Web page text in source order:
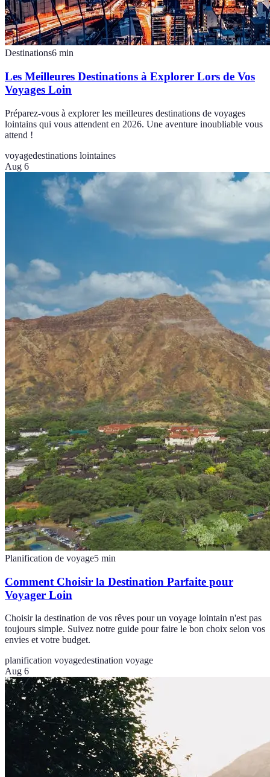
Destinations6 min
Les Meilleures Destinations à Explorer Lors de Vos
Voyages Loin
Préparez-vous à explorer les meilleures destinations de voyages
lointains qui vous attendent en 2026. Une aventure inoubliable vous
attend !
voyagedestinations lointaines
Aug 6
Planification de voyage5 min
Comment Choisir la Destination Parfaite pour
Voyager Loin
Choisir la destination de vos rêves pour un voyage lointain n'est pas
toujours simple. Suivez notre guide pour faire le bon choix selon vos
envies et votre budget.
planification voyagedestination voyage
Aug 6